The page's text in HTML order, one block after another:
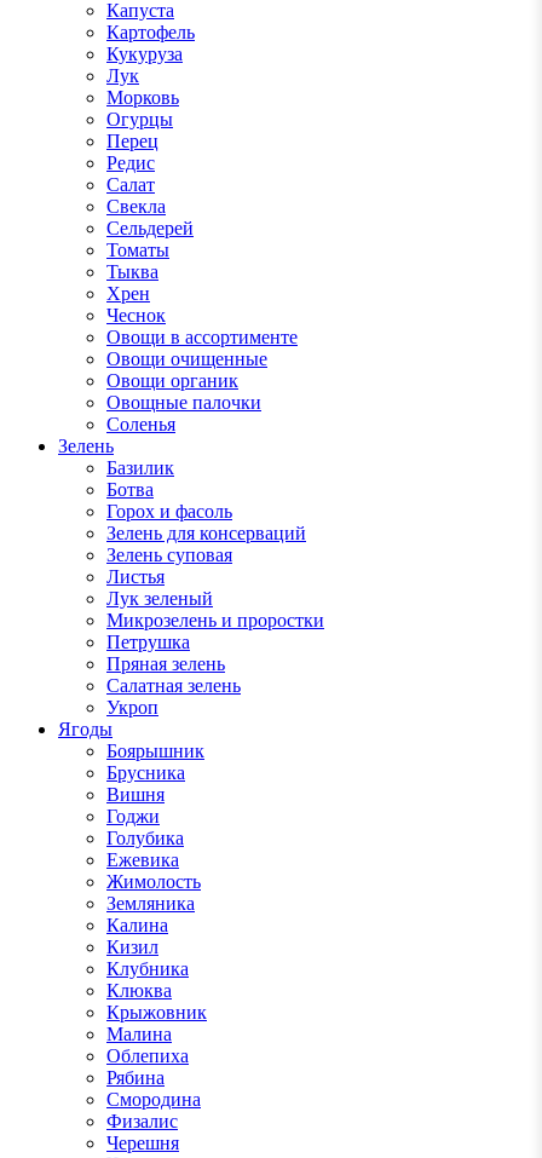
Капуста
Картофель
Кукуруза
Лук
Морковь
Огурцы
Перец
Редис
Салат
Свекла
Сельдерей
Томаты
Тыква
Хрен
Чеснок
Овощи в ассортименте
Овощи очищенные
Овощи органик
Овощные палочки
Соленья
Зелень
Базилик
Ботва
Горох и фасоль
Зелень для консерваций
Зелень суповая
Листья
Лук зеленый
Микрозелень и проростки
Петрушка
Пряная зелень
Салатная зелень
Укроп
Ягоды
Боярышник
Брусника
Вишня
Годжи
Голубика
Ежевика
Жимолость
Земляника
Калина
Кизил
Клубника
Клюква
Крыжовник
Малина
Облепиха
Рябина
Смородина
Физалис
Черешня